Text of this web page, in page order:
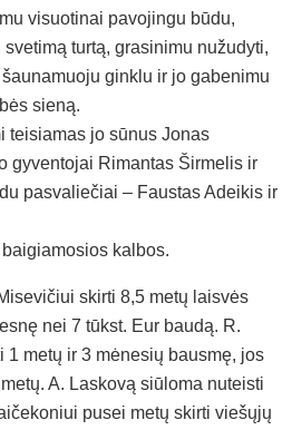
visuotinai pavojingu būdu,
turtą, grasinimu nužudyti,
ginklu ir jo gabenimu
sieną.
teisiamas jo sūnus Jonas
gyventojai Rimantas Širmelis ir
pasvaliečiai – Faustas Adeikis ir
kalbos.
skirti 8,5 metų laisvės
nei 7 tūkst. Eur baudą. R.
1 metų ir 3 mėnesių bausmę, jos
A. Laskovą siūloma nuteisti
pusei metų skirti viešųjų